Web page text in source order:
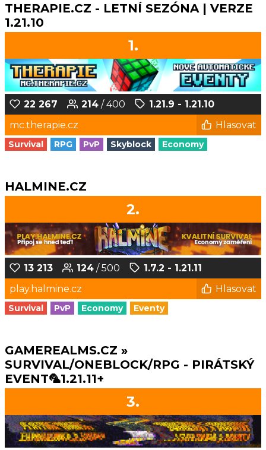
THERAPIE.CZ - LETNÍ SEZÓNA | VERZE
1.21.10
1.
22 267 214 / 400
1.21.9 - 1.21.10
mc.therapie.cz
Hlasovat
Survival RPG PvP Skyblock Economy
HALMINE.CZ
2.
13 213 124 / 500
1.7.2 - 1.21.11
play.halmine.cz
Hlasovat
Survival PvP Economy Eventy
GAMEREALMS.CZ »
SURVIVAL/ONEBLOCK/RPG - PIRÁTSKÝ
EVENT🦜1.21.11+
3.